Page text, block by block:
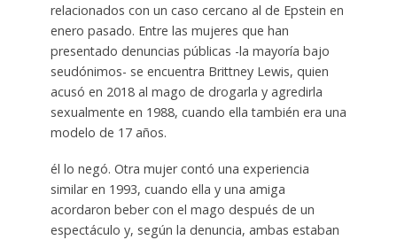
relacionados con un caso cercano al de Epstein en
enero pasado. Entre las mujeres que han
presentado denuncias públicas -la mayoría bajo
seudónimos- se encuentra Brittney Lewis, quien
acusó en 2018 al mago de drogarla y agredirla
sexualmente en 1988, cuando ella también era una
modelo de 17 años.
él lo negó. Otra mujer contó una experiencia
similar en 1993, cuando ella y una amiga
acordaron beber con el mago después de un
espectáculo y, según la denuncia, ambas estaban